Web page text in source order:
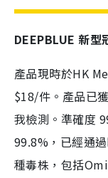
DEEPBLUE 新型
產品現時於HK
$18/件。產品已
我檢測。準確度
99.8%，已經通
種毒株，包括